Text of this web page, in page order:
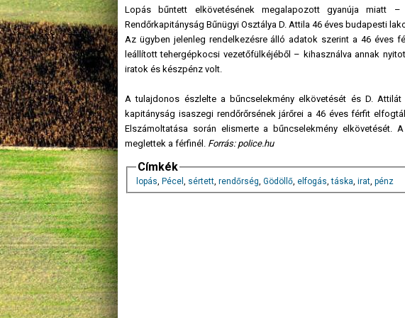
Lopás bűntett elkövetésének megalapozott gyanúja miatt
Rendőrkapitányság Bűnügyi Osztálya D. Attila 46 éves budapesti
Az ügyben jelenleg rendelkezésre álló adatok szerint a 46 éves
leállított tehergépkocsi vezetőfülkéjéből – kihasználva annak
iratok és készpénz volt.
A tulajdonos észlelte a bűncselekmény elkövetését és D.
kapitányság isaszegi rendőrőrsének járőrei a 46 éves férfit
Elszámoltatása során elismerte a bűncselekmény elkövetését.
meglettek a férfinél. Forrás: police.hu
Címkék
lopás, Pécel , sértett, rendőrség, Gödöllő, elfogás,táska, irat, pénz